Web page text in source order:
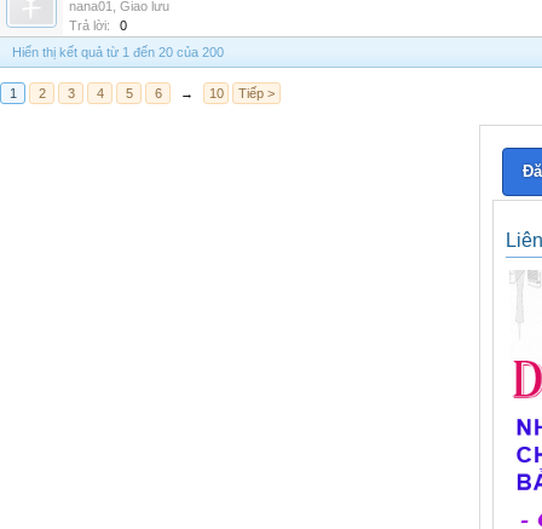
nana01
Giao lưu
Trả lời:
0
Hiển thị kết quả từ 1 đến 20 của 200
1 2 3 4 5 6 → 10 Tiếp >